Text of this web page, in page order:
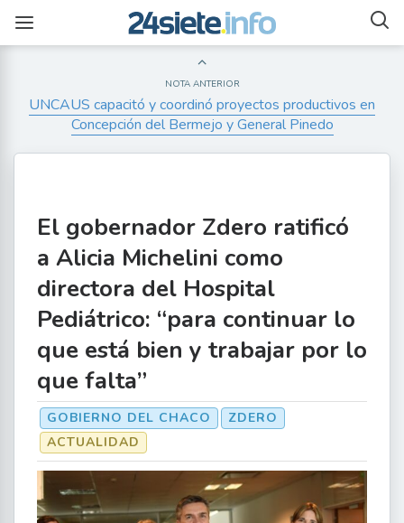
NOTA ANTERIOR
UNCAUS capacitó y coordinó proyectos productivos en
Concepción del Bermejo y General Pinedo
El gobernador Zdero ratificó
a Alicia Michelini como
directora del Hospital
Pediátrico: “para continuar lo
que está bien y trabajar por lo
que falta”
GOBIERNO DEL CHACO
ZDERO
ACTUALIDAD